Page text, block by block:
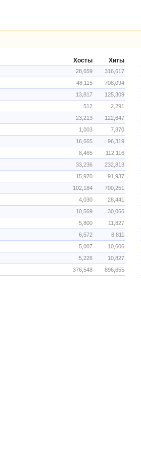
Хосты Хиты
28,659 316,617
48,115 708,094
13,817 125,309
512 2,291
23,213 122,647
1,003 7,870
16,665 96,319
8,465 112,116
33,236 232,813
15,970 91,937
102,184 700,251
4,030 28,441
10,569 30,066
5,800 11,827
6,572 8,811
5,007 10,606
5,226 10,827
376,548 896,655